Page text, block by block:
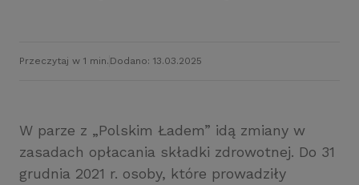
Przeczytaj w 1 min. Dodano: 13.03.2025
W parze z „Polskim Ładem” idą zmiany w
zasadach opłacania składki zdrowotnej. Do 31
grudnia 2021 r. osoby, które prowadziły